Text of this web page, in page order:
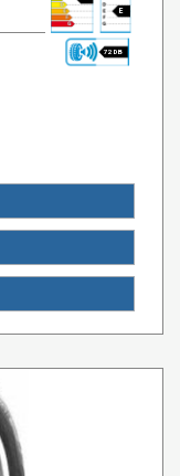
E
72 DB